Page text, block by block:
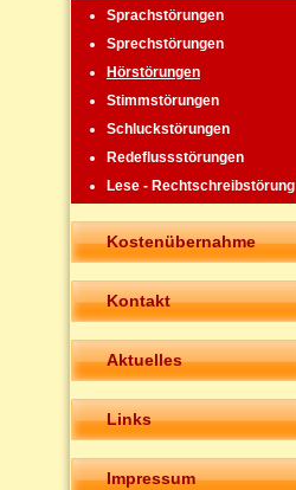
Sprachstörungen
Sprechstörungen
Hörstörungen
Stimmstörungen
Schluckstörungen
Redeflussstörungen
Lese - Rechtschreibstörung
Kostenübernahme
Kontakt
Aktuelles
Links
Impressum